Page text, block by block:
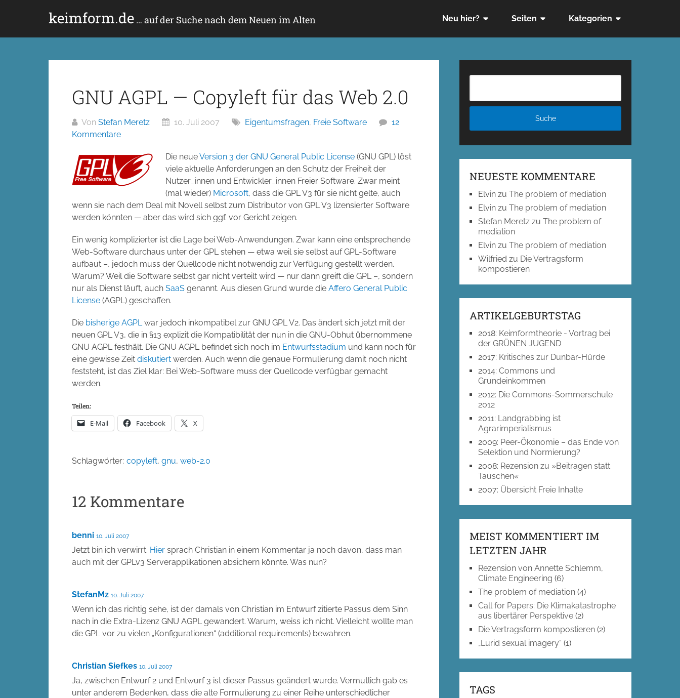
keimform.de … auf der Suche nach dem Neuen im Alten Neu hier? Seiten Kategorien
GNU AGPL — Copyleft für das Web 2.0
Von Stefan Meretz 10. Juli 2007 Eigentumsfragen, Freie Software
12
Kommentare
Die neueVersion 3 der GNU General Public License (GNU GPL) löst
viele aktuelle Anforderungen an den Schutz der Freiheit der
Nutzer_innen und Entwickler_innen Freier Software. Zwar meint
(mal wieder) Microsoft, dass die GPL V3 für sie nicht gelte, auch
wenn sie nach dem Deal mit Novell selbst zum Distributor von GPL V3 lizensierter Software
werden könnten — aber das wird sich ggf. vor Gericht zeigen.
Ein wenig komplizierter ist die Lage bei Web-Anwendungen. Zwar kann eine entsprechende
Web-Software durchaus unter der GPL stehen — etwa weil sie selbst auf GPL-Software
aufbaut –, jedoch muss der Quellcode nicht notwendig zur Verfügung gestellt werden.
Warum? Weil die Software selbst gar nicht verteilt wird — nur dann greift die GPL –, sondern
nur als Dienst läuft, auch SaaS genannt. Aus diesen Grund wurde die Affero General Public
License (AGPL) geschaffen.
Die bisherige AGPLwar jedoch inkompatibel zur GNU GPL V2. Das ändert sich jetzt mit der
neuen GPL V3, die in §13 explizit die Kompatibilität der nun in die GNU-Obhut übernommene
GNU AGPL festhält. Die GNU AGPL befindet sich noch im Entwurfsstadium und kann noch für
eine gewisse Zeit diskutiert werden. Auch wenn die genaue Formulierung damit noch nicht
feststeht, ist das Ziel klar: Bei Web-Software muss der Quellcode verfügbar gemacht
werden.
Teilen:
E-Mail Facebook X
Schlagwörter: copyleft, gnu, web-2.0
12 Kommentare
benni 10. Juli 2007
Jetzt bin ich verwirrt. Hier sprach Christian in einem Kommentar ja noch davon, dass man
auch mit der GPLv3 Serverapplikationen absichern könnte. Was nun?
StefanMz 10. Juli 2007
Wenn ich das richtig sehe, ist der damals von Christian im Entwurf zitierte Passus dem Sinn
nach in die Extra-Lizenz GNU AGPL gewandert. Warum, weiss ich nicht. Vielleicht wollte man
die GPL vor zu vielen „Konfigurationen“ (additional requirements) bewahren.
Christian Siefkes 10. Juli 2007
Ja, zwischen Entwurf 2 und Entwurf 3 ist dieser Passus geändert wurde. Vermutlich gab es
unter anderem Bedenken, dass die alte Formulierung zu einer Reihe unterschiedlicher
NEUESTE KOMMENTARE
Elvin zuThe problem of mediation
Elvin zuThe problem of mediation
Stefan Meretz zuThe problem of
mediation
Elvin zuThe problem of mediation
Wilfried zu Die Vertragsform
kompostieren
ARTIKELGEBURTSTAG
2018: Keimformtheorie - Vortrag bei
der GRÜNEN JUGEND
2017: Kritisches zur Dunbar-Hürde
2014:Commons und
Grundeinkommen
2012: Die Commons-Sommerschule
2012
2011: Landgrabbing ist
Agrarimperialismus
2009: Peer-Ökonomie – das Ende von
Selektion und Normierung?
2008: Rezension zu »Beitragen statt
Tauschen«
2007: Übersicht Freie Inhalte
MEIST KOMMENTIERT IM
LETZTEN JAHR
Rezension von Annette Schlemm,
Climate Engineering (6)
The problem of mediation (4)
Call for Papers: Die Klimakatastrophe
aus libertärer Perspektive (2)
Die Vertragsform kompostieren (2)
„Lurid sexual imagery“ (1)
TAGS